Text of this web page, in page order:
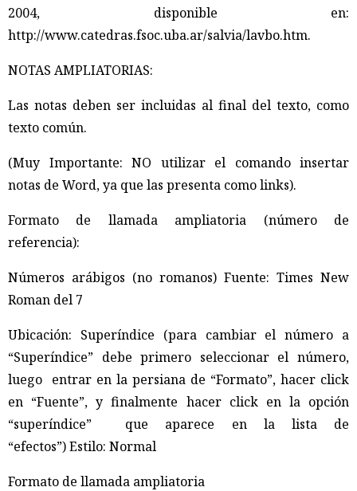
2004, disponible en:
http://www.catedras.fsoc.uba.ar/salvia/lavbo.htm.
NOTAS AMPLIATORIAS:
Las notas deben ser incluidas al final del texto, como
texto común.
(Muy Importante: NO utilizar el comando insertar
notas de Word, ya que las presenta como links).
Formato de llamada ampliatoria (número de
referencia):
Números arábigos (no romanos) Fuente: Times New
Roman del 7
Ubicación: Superíndice (para cambiar el número a
“Superíndice” debe primero seleccionar el número,
luego entrar en la persiana de “Formato”, hacer click
en “Fuente”, y finalmente hacer click en la opción
“superíndice” que aparece en la lista de
“efectos”) Estilo: Normal
Formato de llamada ampliatoria